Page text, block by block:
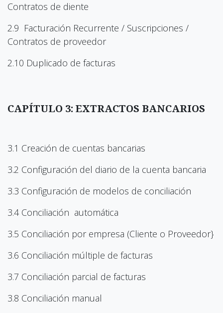
Contratos de diente
2.9 Facturación Recurrente / Suscripciones /
Contratos de proveedor
2.10 Duplicado de facturas
CAPÍTULO 3: EXTRACTOS BANCARIOS
3.1 Creación de cuentas bancarias
3.2 Configuración del diario de la cuenta bancaria
3.3 Configuración de modelos de conciliación
3.4 Conciliación automática
3.5 Conciliación por empresa (Cliente o Proveedor}
3.6 Conciliación múltiple de facturas
3.7 Conciliación parcial de facturas
3.8 Conciliación manual